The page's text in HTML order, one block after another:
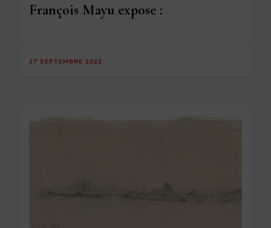
François Mayu expose :
27 SEPTEMBRE 2023